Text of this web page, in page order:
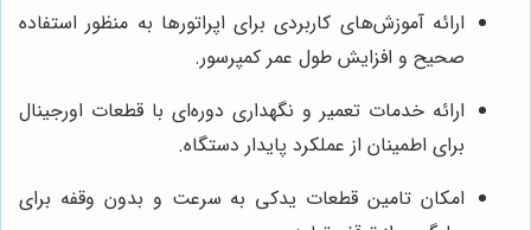
ارائه آموزش‌های کاربردی برای اپراتورها به منظور استفاده
صحیح و افزایش طول عمر کمپرسور.
ارائه خدمات تعمیر و نگهداری دوره‌ای با قطعات اورجینال
برای اطمینان از عملکرد پایدار دستگاه.
امکان تامین قطعات یدکی به سرعت و بدون وقفه برای